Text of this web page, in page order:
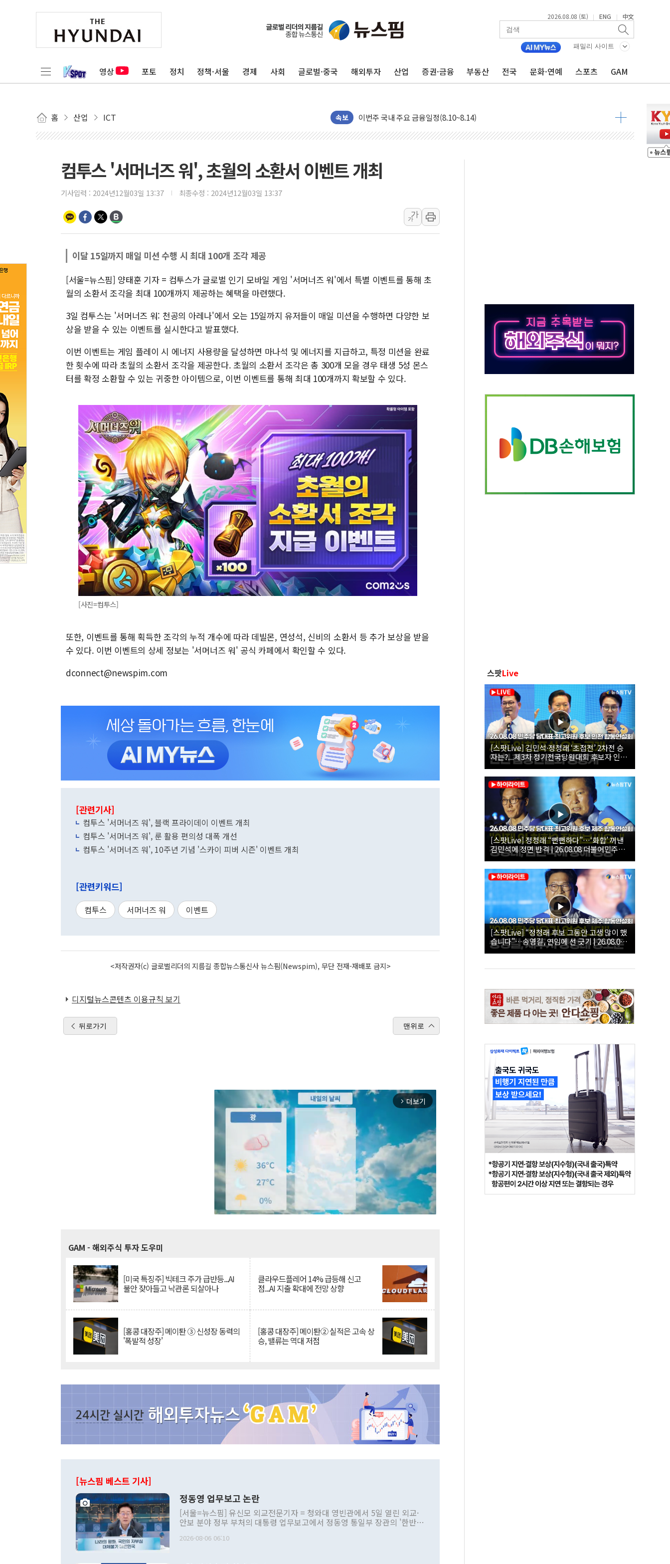
2026.08.08 (토) | ENG | 中文
패밀리 사이트
영상 포토 정치 정책·서울 경제 사회 글로벌·중국 해외투자 산업 증권·금융 부동산 전국 문화·연예 스포츠 GAM
홈 산업 ICT 속보
[속보] 민주, 인천 경선 결과 발표...김민석 45.09% 정청래 43.27% 송영길 11.63%
[속보] 민주, 제주 경선 결과 발표...김민석 52.64% 정청래 39.89% 송영길 7.47%
美, 이란전 출구전략 만지작…공습 한계·탄약 부족 현실화
강릉·동해·삼척 시간당 최대 50㎜ 폭우…강원 동해안 강한 비 이어져
서울 중랑구 주택가서 흉기 난동…60대 남성 2명 숨져
李대통령 "결혼 때문에 손해 보는 일 없게"…'결혼 페널티' 22개 과제 손본다
추미애, '위안부' 피해자 기림의 날 참석..."국제적 시민 연대로 목소리 내야"
인천 선재도 갯벌서 해루질 중 실종 60대 나흘만에 숨진 채 발견
인천서 말다툼 중 어머니 흉기 살해 10대 아들 체포
동해중부 전 해상 풍랑주의보…10일까지 최대 3.5m 높은 물결
中 전방위 아파트 부양, 수도 베이징도 부동산 규제 철폐
인제 용대리 계곡서 수위 상승으로 피서객 7명 고립…전원 구조
동해시, 11~14일 '별똥별 멍' 운영…페르세우스 유성우 관측
강원 중·남부 동해안 시간당 50mm 이상 폭우…호우경보 발효
컴투스 '서머너즈 워', 초월의 소환서 이벤트 개최
기사입력 : 2024년12월03일 13:37 최종수정 : 2024년12월03일 13:37
가
가
이달 15일까지 매일 미션 수행 시 최대 100개 조각 제공
[서울=뉴스핌] 양태훈 기자 = 컴투스가 글로벌 인기 모바일 게임 '서머너즈 워'에서 특별 이벤트를 통해 초
월의 소환서 조각을 최대 100개까지 제공하는 혜택을 마련했다.
3일 컴투스는 '서머너즈 워: 천공의 아레나'에서 오는 15일까지 유저들이 매일 미션을 수행하면 다양한 보
상을 받을 수 있는 이벤트를 실시한다고 발표했다.
이번 이벤트는 게임 플레이 시 에너지 사용량을 달성하면 마나석 및 에너지를 지급하고, 특정 미션을 완료
한 횟수에 따라 초월의 소환서 조각을 제공한다. 초월의 소환서 조각은 총 300개 모을 경우 태생 5성 몬스
터를 확정 소환할 수 있는 귀중한 아이템으로, 이번 이벤트를 통해 최대 100개까지 확보할 수 있다.
[사진=컴투스]
또한, 이벤트를 통해 획득한 조각의 누적 개수에 따라 데빌몬, 연성석, 신비의 소환서 등 추가 보상을 받을
수 있다. 이번 이벤트의 상세 정보는 '서머너즈 워' 공식 카페에서 확인할 수 있다.
dconnect@newspim.com
[관련기사]
컴투스 '서머너즈 워', 블랙 프라이데이 이벤트 개최
컴투스 '서머너즈 워', 룬 활용 편의성 대폭 개선
컴투스 '서머너즈 워', 10주년 기념 '스카이 피버 시즌' 이벤트 개최
[관련키워드]
컴투스 서머너즈 워 이벤트
<저작권자(c) 글로벌리더의 지름길 종합뉴스통신사 뉴스핌(Newspim), 무단 전재-재배포 금지>
디지털뉴스콘텐츠 이용규칙 보기
뒤로가기 맨위로
arrow_forward_ios 더보기
GAM - 해외주식 투자 도우미
[미국 특징주] 빅테크 주가 급반등...AI
불안 잦아들고 낙관론 되살아나
클라우드플레어 14% 급등해 신고
점...AI 지출 확대에 전망 상향
[홍콩 대장주] 메이퇀 ③ 신성장 동력의
'폭발적 성장'
[홍콩 대장주] 메이퇀② 실적은 고속 상
승, 밸류는 역대 저점
[뉴스핌 베스트 기사]
정동영 업무보고 논란
[서울=뉴스핌] 유신모 외교전문기자 = 청와대 영빈관에서 5일 열린 외교·
안보 분야 정부 부처의 대통령 업무보고에서 정동영 통일부 장관의 '한반도
발언 중에는 정부 내 조율을 거치지 않은 사안을 정책으로 추진하겠다고 공
2026-08-06 06:10
스팟Live
[스팟Live] 김민석·정청래 ‘초접전’ 2차전 승
자는?...제3차 정기전국당원대회 후보자 인천
합동연설회 생중계 | 26.08.08
[스팟Live] 정청래 “뻔뻔하다”…‘화합’ 꺼낸
김민석에 정면 반격 | 26.08.08 더불어민주당
당대표·최고위원 후보 제주 합동연설회
[스팟Live] “정청래 후보 그동안 고생 많이 했
습니다”…송영길, 연임에 선 긋기 | 26.08.08
더불어민주당 당대표·최고위원 후보 제주 합